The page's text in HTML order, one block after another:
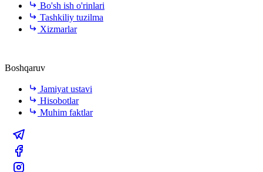
Bo'sh ish o'rinlari
Tashkiliy tuzilma
Xizmarlar
Boshqaruv
Jamiyat ustavi
Hisobotlar
Muhim faktlar